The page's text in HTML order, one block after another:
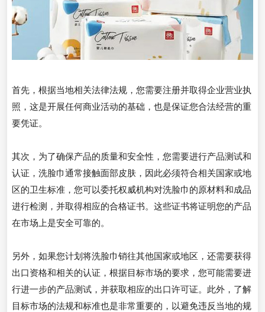
首先，根据当地相关法律法规，您需要注册并取得企业营业执
照，这是开展任何商业活动的基础，也是保证您合法经营的重
要凭证。
其次，为了确保产品的质量和安全性，您需要进行产品测试和
认证，洗脸巾通常接触面部皮肤，因此必须符合相关国家或地
区的卫生标准，您可以委托权威机构对洗脸巾的原材料和成品
进行检测，并取得相应的合格证书。这些证书将证明您的产品
在市场上是安全可靠的。
另外，如果您计划将洗脸巾销往其他国家或地区，还需要获得
出口资格和相关的认证，根据目标市场的要求，您可能需要进
行进一步的产品测试，并获取相应的出口许可证。此外，了解
目标市场的法规和标准也是非常重要的，以避免违反当地的规